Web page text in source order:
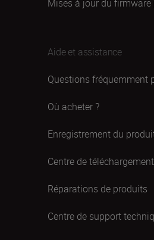
Mises à jour du firmware
Aide et assistance
Questions fréquemment
Où acheter ?
Enregistrement du
Centre de téléchargement
Réparations de produits
Centre de support